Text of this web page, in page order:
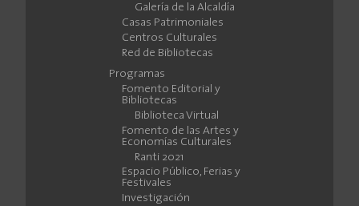
Galería de la Alcaldía
Casas Patrimoniales
Centros Culturales
Red de Bibliotecas
Programas
Fomento Editorial y
Bibliotecas
Biblioteca Virtual
Fomento de las Artes y
Economías Culturales
Ranti 2021
Espacio Público, Ferias y
Festivales
Investigación